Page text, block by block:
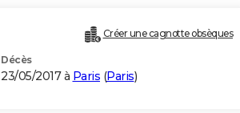
Créer une cagnotte obsèques
Décès
23/05/2017 à Paris (Paris)